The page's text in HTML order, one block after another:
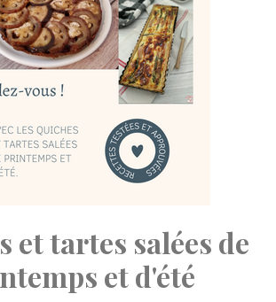
et tartes salées de
et d'été